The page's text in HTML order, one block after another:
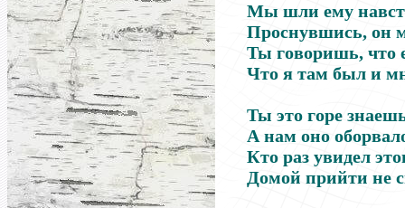
Мы шли ему
Проснувшись, он
Ты говоришь, что
Что я там был и
Ты это горе
А нам оно
Кто раз увидел
Домой прийти не